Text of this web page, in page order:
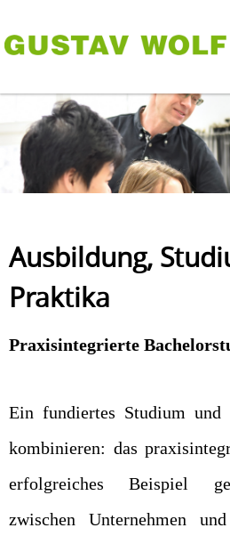
Ausbildung,
Praktika
Praxisintegrierte
Ein fundiertes Studium und
kombinieren: das
erfolgreiches Beispiel
zwischen Unternehmen